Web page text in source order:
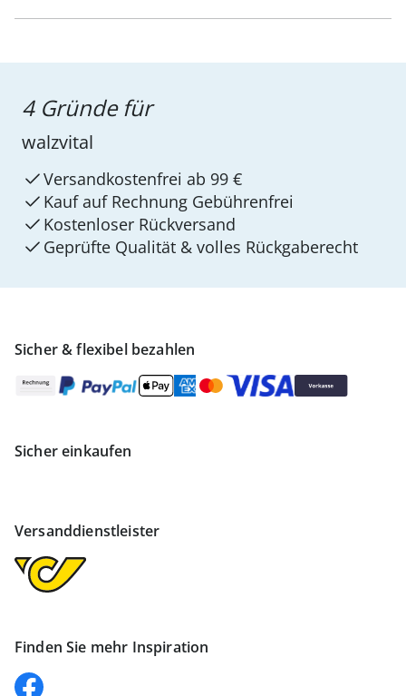
Sicher & flexibel bezahlen
Sicher einkaufen
Versanddienstleister
Finden Sie mehr Inspiration
4 Gründe für
walzvital
Versandkostenfrei ab 99 €
Kauf auf Rechnung Gebührenfrei
Kostenloser Rückversand
Geprüfte Qualität & volles Rückgaberecht